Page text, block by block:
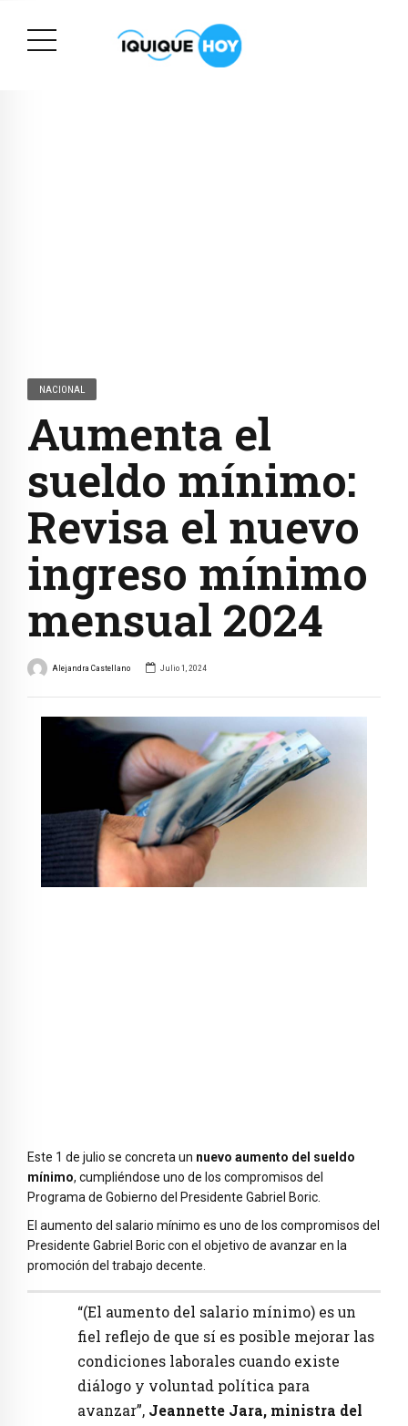
NACIONAL
Aumenta el
sueldo mínimo:
Revisa el nuevo
ingreso mínimo
mensual 2024
Alejandra Castellano Julio 1, 2024
Este 1 de julio se concreta un nuevo aumento del sueldo
mínimo, cumpliéndose uno de los compromisos del
Programa de Gobierno del Presidente Gabriel Boric.
El aumento del salario mínimo es uno de los compromisos del
Presidente Gabriel Boric con el objetivo de avanzar en la
promoción del trabajo decente.
“(El aumento del salario mínimo) es un
fiel reflejo de que sí es posible mejorar las
condiciones laborales cuando existe
diálogo y voluntad política para
avanzar”, Jeannette Jara, ministra del